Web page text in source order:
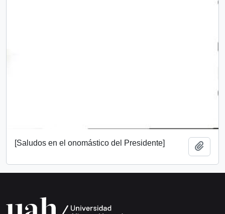
[Saludos en el onomástico del Presidente]